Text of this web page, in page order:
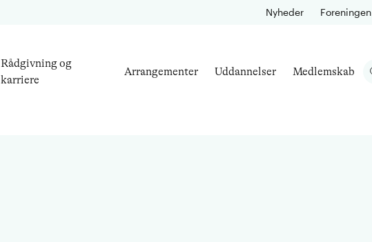
Nyheder Foreningen
Rådgivning og
karriere
Arrangementer Uddannelser Medlemskab